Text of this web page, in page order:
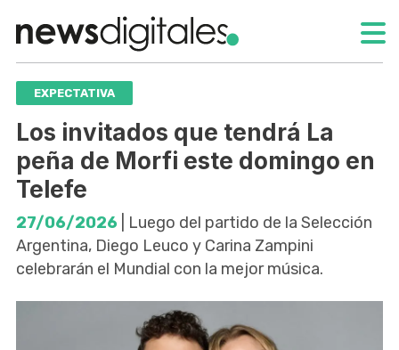
EXPECTATIVA
Los invitados que tendrá La
peña de Morfi este domingo en
Telefe
27/06/2026 | Luego del partido de la Selección
Argentina, Diego Leuco y Carina Zampini
celebrarán el Mundial con la mejor música.